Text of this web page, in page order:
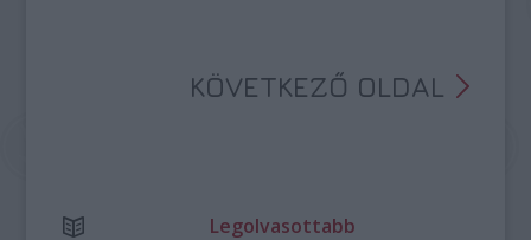
KÖVETKEZŐ OLDAL
Legolvasottabb